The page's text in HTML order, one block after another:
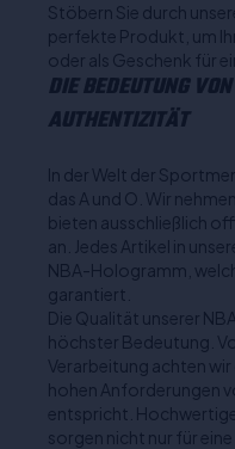
Stöbern Sie durch
perfekte Produkt, um
oder als Geschenk für
DIE BEDEUTUNG
AUTHENTIZITÄT
In der Welt der
das A und O. Wir
bieten ausschließlich
an. Jedes Artikel in
NBA-Hologramm,
garantiert.
Die Qualität unserer
höchster Bedeutung.
Verarbeitung achten
hohen Anforderungen
entspricht.
sorgen nicht nur für